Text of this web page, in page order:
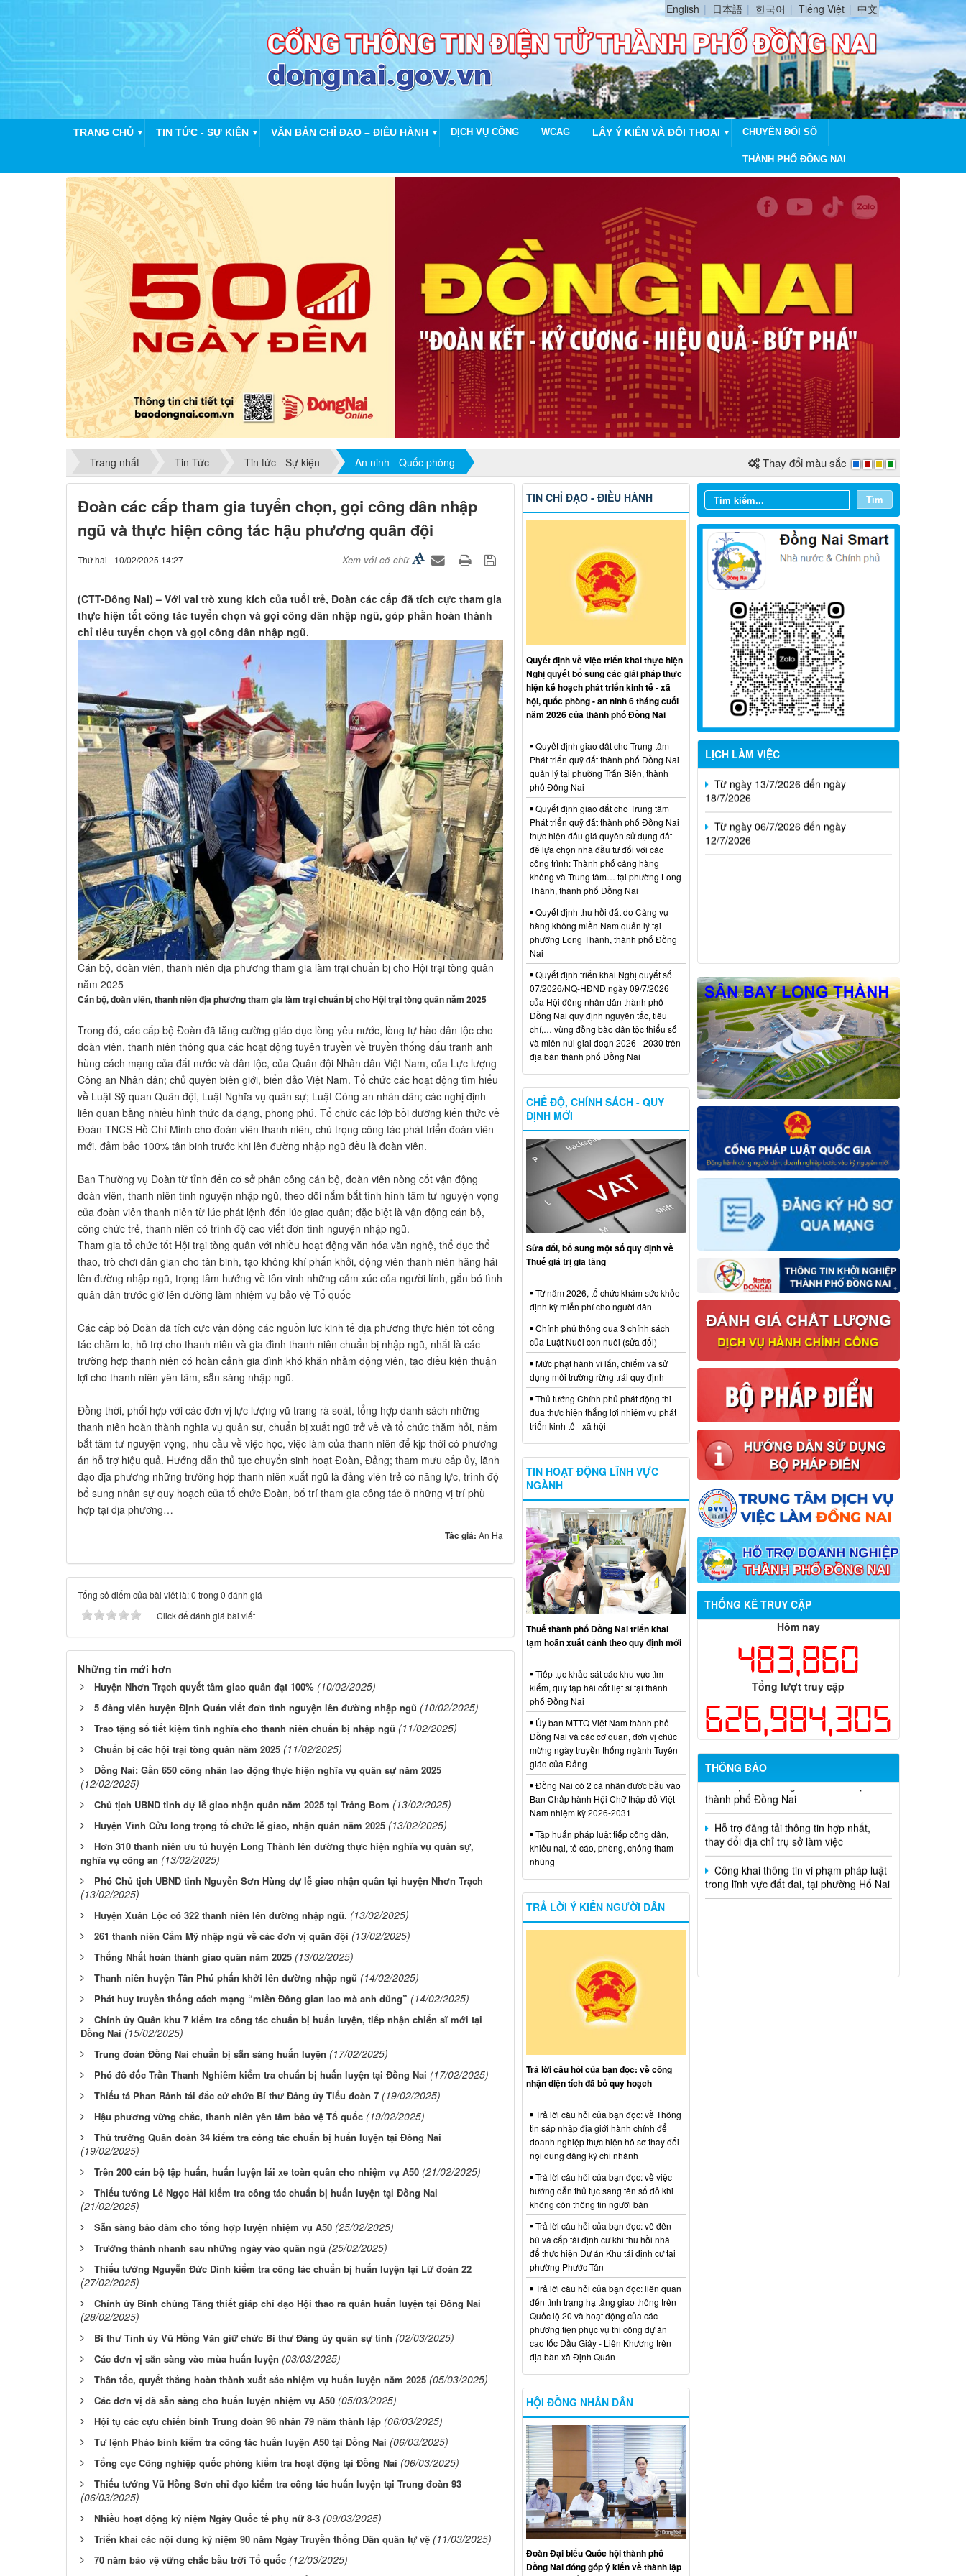
English 日本語 한국어 Tiếng Việt 中文
TRANG CHỦ ▼ TIN TỨC - SỰ KIỆN ▼ VĂN BẢN CHỈ ĐẠO – ĐIỀU HÀNH ▼ DỊCH VỤ CÔNG WCAG LẤY Ý KIẾN VÀ ĐỐI THOẠI ▼ CHUYỂN ĐỔI SỐ
THÀNH PHỐ ĐỒNG NAI
Trang nhất Tin Tức Tin tức - Sự kiện An ninh - Quốc phòng Thay đổi màu sắc
Đoàn các cấp tham gia tuyển chọn, gọi công dân nhập
ngũ và thực hiện công tác hậu phương quân đội
Thứ hai - 10/02/2025 14:27 Xem với cỡ chữ
(CTT-Đồng Nai) – Với vai trò xung kích của tuổi trẻ, Đoàn các cấp đã tích cực tham gia
thực hiện tốt công tác tuyển chọn và gọi công dân nhập ngũ, góp phần hoàn thành
chỉ tiêu tuyển chọn và gọi công dân nhập ngũ.
Cán bộ, đoàn viên, thanh niên địa phương tham gia làm trại chuẩn bị cho Hội trại tòng quân
năm 2025
Cán bộ, đoàn viên, thanh niên địa phương tham gia làm trại chuẩn bị cho Hội trại tòng quân năm 2025
Trong đó, các cấp bộ Đoàn đã tăng cường giáo dục lòng yêu nước, lòng tự hào dân tộc cho
đoàn viên, thanh niên thông qua các hoạt động tuyên truyền về truyền thống đấu tranh anh
hùng cách mạng của đất nước và dân tộc, của Quân đội Nhân dân Việt Nam, của Lực lượng
Công an Nhân dân; chủ quyền biên giới, biển đảo Việt Nam. Tổ chức các hoạt động tìm hiểu
về Luật Sỹ quan Quân đội, Luật Nghĩa vụ quân sự; Luật Công an nhân dân; các nghị định
liên quan bằng nhiều hình thức đa dạng, phong phú. Tổ chức các lớp bồi dưỡng kiến thức về
Đoàn TNCS Hồ Chí Minh cho đoàn viên thanh niên, chú trọng công tác phát triển đoàn viên
mới, đảm bảo 100% tân binh trước khi lên đường nhập ngũ đều là đoàn viên.
Ban Thường vụ Đoàn từ tỉnh đến cơ sở phân công cán bộ, đoàn viên nòng cốt vận động
đoàn viên, thanh niên tình nguyện nhập ngũ, theo dõi nắm bắt tình hình tâm tư nguyện vọng
của đoàn viên thanh niên từ lúc phát lệnh đến lúc giao quân; đặc biệt là vận động cán bộ,
công chức trẻ, thanh niên có trình độ cao viết đơn tình nguyện nhập ngũ.
Tham gia tổ chức tốt Hội trại tòng quân với nhiều hoạt động văn hóa văn nghệ, thể dục thể
thao, trò chơi dân gian cho tân binh, tạo không khí phấn khởi, động viên thanh niên hăng hái
lên đường nhập ngũ, trọng tâm hướng về tôn vinh những cảm xúc của người lính, gắn bó tình
quân dân trước giờ lên đường làm nhiệm vụ bảo vệ Tổ quốc
Các cấp bộ Đoàn đã tích cực vận động các nguồn lực kinh tế địa phương thực hiện tốt công
tác chăm lo, hỗ trợ cho thanh niên và gia đình thanh niên chuẩn bị nhập ngũ, nhất là các
trường hợp thanh niên có hoàn cảnh gia đình khó khăn nhằm động viên, tạo điều kiện thuận
lợi cho thanh niên yên tâm, sẵn sàng nhập ngũ.
Đồng thời, phối hợp với các đơn vị lực lượng vũ trang rà soát, tổng hợp danh sách những
thanh niên hoàn thành nghĩa vụ quân sự, chuẩn bị xuất ngũ trở về và tổ chức thăm hỏi, nắm
bắt tâm tư nguyện vọng, nhu cầu về việc học, việc làm của thanh niên để kịp thời có phương
án hỗ trợ hiệu quả. Hướng dẫn thủ tục chuyển sinh hoạt Đoàn, Đảng; tham mưu cấp ủy, lãnh
đạo địa phương những trường hợp thanh niên xuất ngũ là đảng viên trẻ có năng lực, trình độ
bổ sung nhân sự quy hoạch của tổ chức Đoàn, bố trí tham gia công tác ở những vị trí phù
hợp tại địa phương…
Tác giả: An Hạ
Tổng số điểm của bài viết là: 0 trong 0 đánh giá
Click để đánh giá bài viết
Những tin mới hơn
Huyện Nhơn Trạch quyết tâm giao quân đạt 100% (10/02/2025)
5 đảng viên huyện Định Quán viết đơn tình nguyện lên đường nhập ngũ (10/02/2025)
Trao tặng sổ tiết kiệm tình nghĩa cho thanh niên chuẩn bị nhập ngũ (11/02/2025)
Chuẩn bị các hội trại tòng quân năm 2025 (11/02/2025)
Đồng Nai: Gần 650 công nhân lao động thực hiện nghĩa vụ quân sự năm 2025
(12/02/2025)
Chủ tịch UBND tỉnh dự lễ giao nhận quân năm 2025 tại Trảng Bom (13/02/2025)
Huyện Vĩnh Cửu long trọng tổ chức lễ giao, nhận quân năm 2025 (13/02/2025)
Hơn 310 thanh niên ưu tú huyện Long Thành lên đường thực hiện nghĩa vụ quân sự,
nghĩa vụ công an (13/02/2025)
Phó Chủ tịch UBND tỉnh Nguyễn Sơn Hùng dự lễ giao nhận quân tại huyện Nhơn Trạch
(13/02/2025)
Huyện Xuân Lộc có 322 thanh niên lên đường nhập ngũ. (13/02/2025)
261 thanh niên Cẩm Mỹ nhập ngũ về các đơn vị quân đội (13/02/2025)
Thống Nhất hoàn thành giao quân năm 2025 (13/02/2025)
Thanh niên huyện Tân Phú phấn khởi lên đường nhập ngũ (14/02/2025)
Phát huy truyền thống cách mạng “miền Đông gian lao mà anh dũng” (14/02/2025)
Chính ủy Quân khu 7 kiểm tra công tác chuẩn bị huấn luyện, tiếp nhận chiến sĩ mới tại
Đồng Nai (15/02/2025)
Trung đoàn Đồng Nai chuẩn bị sẵn sàng huấn luyện (17/02/2025)
Phó đô đốc Trần Thanh Nghiêm kiểm tra chuẩn bị huấn luyện tại Đồng Nai (17/02/2025)
Thiếu tá Phan Rảnh tái đắc cử chức Bí thư Đảng ủy Tiểu đoàn 7 (19/02/2025)
Hậu phương vững chắc, thanh niên yên tâm bảo vệ Tổ quốc (19/02/2025)
Thủ trưởng Quân đoàn 34 kiểm tra công tác chuẩn bị huấn luyện tại Đồng Nai
(19/02/2025)
Trên 200 cán bộ tập huấn, huấn luyện lái xe toàn quân cho nhiệm vụ A50 (21/02/2025)
Thiếu tướng Lê Ngọc Hải kiểm tra công tác chuẩn bị huấn luyện tại Đồng Nai
(21/02/2025)
Sẵn sàng bảo đảm cho tổng hợp luyện nhiệm vụ A50 (25/02/2025)
Trưởng thành nhanh sau những ngày vào quân ngũ (25/02/2025)
Thiếu tướng Nguyễn Đức Dinh kiểm tra công tác chuẩn bị huấn luyện tại Lữ đoàn 22
(27/02/2025)
Chính ủy Binh chủng Tăng thiết giáp chỉ đạo Hội thao ra quân huấn luyện tại Đồng Nai
(28/02/2025)
Bí thư Tỉnh ủy Vũ Hồng Văn giữ chức Bí thư Đảng ủy quân sự tỉnh (02/03/2025)
Các đơn vị sẵn sàng vào mùa huấn luyện (03/03/2025)
Thần tốc, quyết thắng hoàn thành xuất sắc nhiệm vụ huấn luyện năm 2025 (05/03/2025)
Các đơn vị đã sẵn sàng cho huấn luyện nhiệm vụ A50 (05/03/2025)
Hội tụ các cựu chiến binh Trung đoàn 96 nhân 79 năm thành lập (06/03/2025)
Tư lệnh Pháo binh kiểm tra công tác huấn luyện A50 tại Đồng Nai (06/03/2025)
Tổng cục Công nghiệp quốc phòng kiểm tra hoạt động tại Đồng Nai (06/03/2025)
Thiếu tướng Vũ Hồng Sơn chỉ đạo kiểm tra công tác huấn luyện tại Trung đoàn 93
(06/03/2025)
Nhiều hoạt động kỷ niệm Ngày Quốc tế phụ nữ 8-3 (09/03/2025)
Triển khai các nội dung kỷ niệm 90 năm Ngày Truyền thống Dân quân tự vệ (11/03/2025)
70 năm bảo vệ vững chắc bầu trời Tổ quốc (12/03/2025)
Tìm
LỊCH LÀM VIỆC
Từ ngày 03/8/2026 đến ngày
09/8/2026
Từ ngày 27/7/2026 đến ngày
02/8/2026
Từ ngày 20/7/2026 đến ngày
26/7/2026
Từ ngày 13/7/2026 đến ngày
18/7/2026
Từ ngày 06/7/2026 đến ngày
12/7/2026
THỐNG KÊ TRUY CẬP
Hôm nay
483,860
Tổng lượt truy cập
626,984,305
THÔNG BÁO
Thông báo về việc tuyển dụng viên
chức năm 2026
Thông báo tuyển chọn tổ chức và cá
nhân chủ trì thực hiện nhiệm vụ khoa
học và công nghệ cấp thành phố sử
dụng ngân sách nhà nước đặt hàng thực
hiện năm 2026 (đợt 1) lần 3
Kế hoạch Thông tin, tuyên truyền triển
khai Kế hoạch Khám sức khỏe định kỳ
hoặc khám sàng lọc miễn phí ít nhất mỗi
năm một lần cho người dân trên địa bàn
thành phố Đồng Nai
Hỗ trợ đăng tải thông tin hợp nhất,
thay đổi địa chỉ trụ sở làm việc
Công khai thông tin vi phạm pháp luật
trong lĩnh vực đất đai, tại phường Hố Nai
TIN CHỈ ĐẠO - ĐIỀU HÀNH
Quyết định về việc triển khai thực hiện
Nghị quyết bổ sung các giải pháp thực
hiện kế hoạch phát triển kinh tế - xã
hội, quốc phòng - an ninh 6 tháng cuối
năm 2026 của thành phố Đồng Nai
Quyết định giao đất cho Trung tâm
Phát triển quỹ đất thành phố Đồng Nai
quản lý tại phường Trấn Biên, thành
phố Đồng Nai
Quyết định giao đất cho Trung tâm
Phát triển quỹ đất thành phố Đồng Nai
thực hiện đấu giá quyền sử dụng đất
để lựa chọn nhà đầu tư đối với các
công trình: Thành phố cảng hàng
không và Trung tâm… tại phường Long
Thành, thành phố Đồng Nai
Quyết định thu hồi đất do Cảng vụ
hàng không miền Nam quản lý tại
phường Long Thành, thành phố Đồng
Nai
Quyết định triển khai Nghị quyết số
07/2026/NQ-HĐND ngày 09/7/2026
của Hội đồng nhân dân thành phố
Đồng Nai quy định nguyên tắc, tiêu
chí,… vùng đồng bào dân tộc thiểu số
và miền núi giai đoạn 2026 - 2030 trên
địa bàn thành phố Đồng Nai
CHẾ ĐỘ, CHÍNH SÁCH - QUY
ĐỊNH MỚI
Sửa đổi, bổ sung một số quy định về
Thuế giá trị gia tăng
Từ năm 2026, tổ chức khám sức khỏe
định kỳ miễn phí cho người dân
Chính phủ thông qua 3 chính sách
của Luật Nuôi con nuôi (sửa đổi)
Mức phạt hành vi lấn, chiếm và sử
dụng môi trường rừng trái quy định
Thủ tướng Chính phủ phát động thi
đua thực hiện thắng lợi nhiệm vụ phát
triển kinh tế - xã hội
TIN HOẠT ĐỘNG LĨNH VỰC
NGÀNH
Thuế thành phố Đồng Nai triển khai
tạm hoãn xuất cảnh theo quy định mới
Tiếp tục khảo sát các khu vực tìm
kiếm, quy tập hài cốt liệt sĩ tại thành
phố Đồng Nai
Ủy ban MTTQ Việt Nam thành phố
Đồng Nai và các cơ quan, đơn vị chúc
mừng ngày truyền thống ngành Tuyên
giáo của Đảng
Đồng Nai có 2 cá nhân được bầu vào
Ban Chấp hành Hội Chữ thập đỏ Việt
Nam nhiệm kỳ 2026-2031
Tập huấn pháp luật tiếp công dân,
khiếu nại, tố cáo, phòng, chống tham
nhũng
TRẢ LỜI Ý KIẾN NGƯỜI DÂN
Trả lời câu hỏi của bạn đọc: về công
nhận diện tích đã bỏ quy hoạch
Trả lời câu hỏi của bạn đọc: về Thông
tin sáp nhập địa giới hành chính để
doanh nghiệp thực hiện hồ sơ thay đổi
nội dung đăng ký chi nhánh
Trả lời câu hỏi của bạn đọc: về việc
hướng dẫn thủ tục sang tên sổ đỏ khi
không còn thông tin người bán
Trả lời câu hỏi của bạn đọc: về đền
bù và cấp tái định cư khi thu hồi nhà
để thực hiện Dự án Khu tái định cư tại
phường Phước Tân
Trả lời câu hỏi của bạn đọc: liên quan
đến tình trạng hạ tầng giao thông trên
Quốc lộ 20 và hoạt động của các
phương tiện phục vụ thi công dự án
cao tốc Dầu Giây - Liên Khương trên
địa bàn xã Định Quán
HỘI ĐỒNG NHÂN DÂN
Đoàn Đại biểu Quốc hội thành phố
Đồng Nai đóng góp ý kiến về thành lập